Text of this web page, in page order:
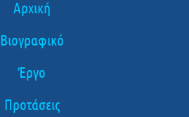
Αρχική
Βιογραφικό
Έργο
Προτάσεις